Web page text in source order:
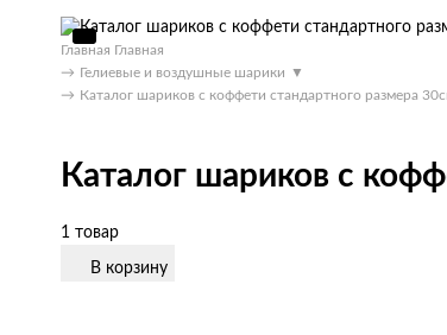
Главная Главная
→ Гелиевые и воздушные шарики ▼
→ Каталог шариков с коффети стандартного размера
Каталог шариков с
1 товар
В корзину